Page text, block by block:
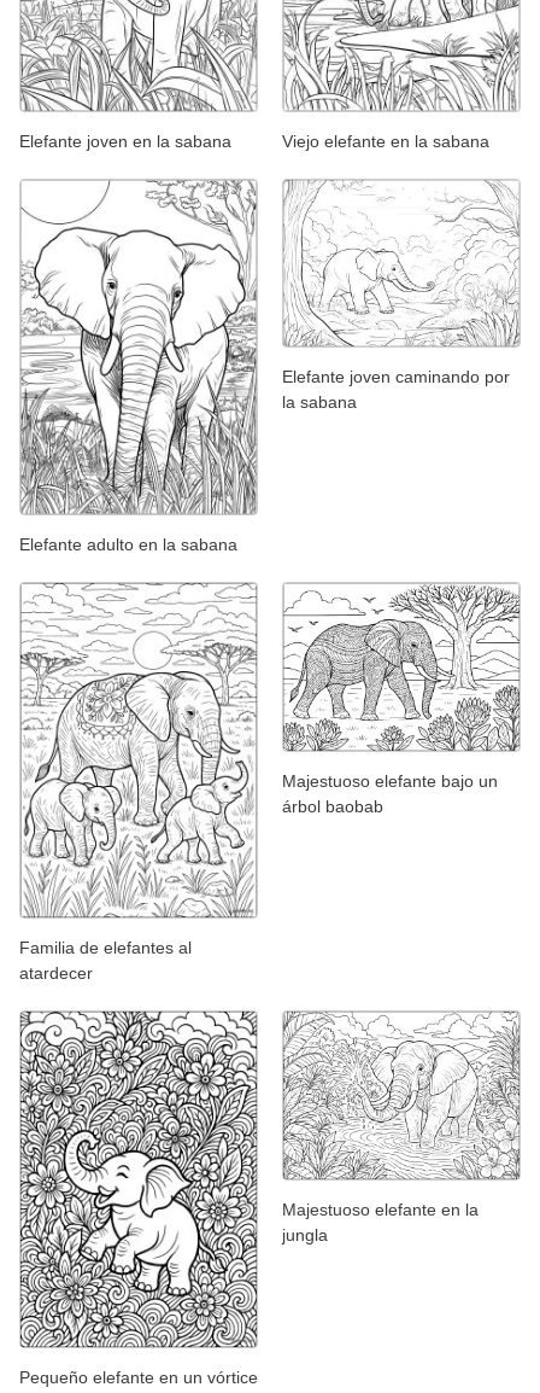
Elefante joven en la sabana Viejo elefante en la sabana
Elefante adulto en la sabana
Elefante joven caminando por
la sabana
Familia de elefantes al
atardecer
Majestuoso elefante bajo un
árbol baobab
Pequeño elefante en un vórtice
Majestuoso elefante en la
jungla